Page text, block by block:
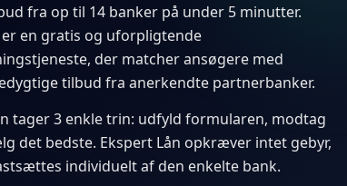
fra op til 14 banker på under 5 minutter.
er en gratis og uforpligtende
der matcher ansøgere med
tilbud fra anerkendte partnerbanker.
tager 3 enkle trin: udfyld formularen, modtag
det bedste. Ekspert Lån opkræver intet gebyr,
individuelt af den enkelte bank.